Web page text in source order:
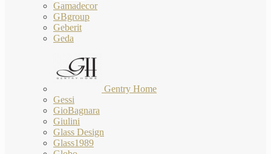
Gamadecor
GBgroup
Geberit
Geda
Gentry Home
Gessi
GioBagnara
Giulini
Glass Design
Glass1989